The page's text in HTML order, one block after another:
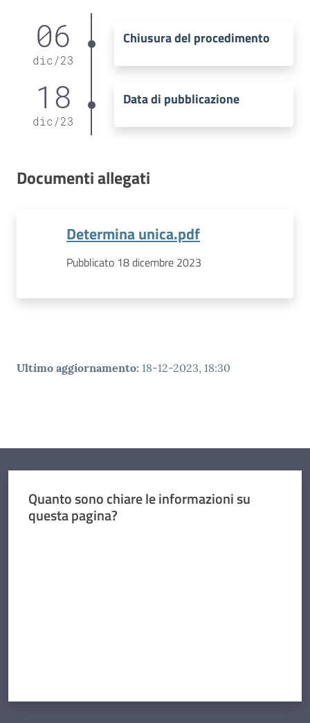
06
dic /23
Chiusura del procedimento
18
dic /23
Data di pubblicazione
Documenti allegati
Determina unica.pdf
Pubblicato 18 dicembre 2023
Ultimo aggiornamento: 18-12-2023, 18:30
Quanto sono chiare le informazioni su
questa pagina?